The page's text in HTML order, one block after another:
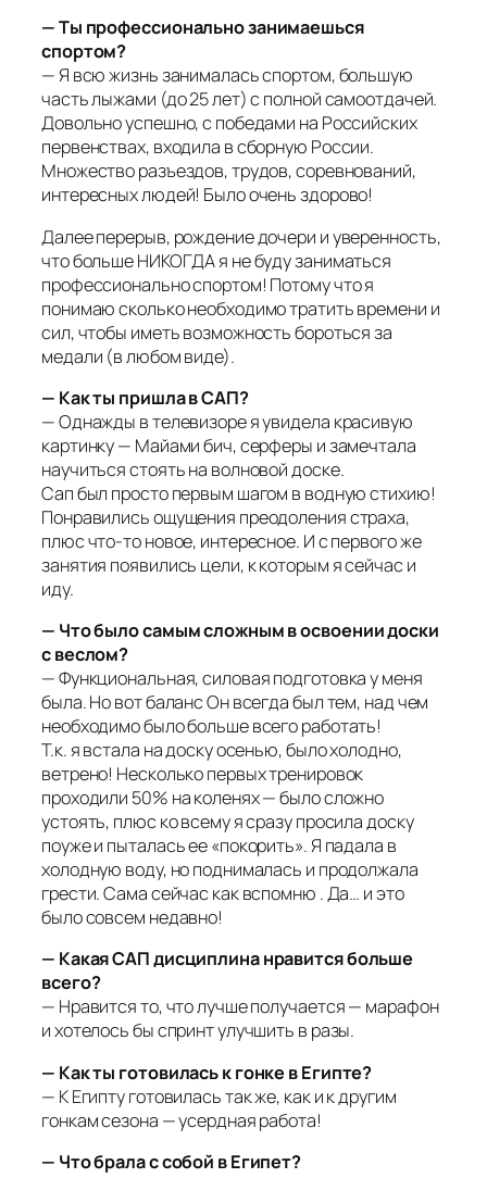
— Ты профессионально занимаешься
спортом?
— Я всю жизнь занималась спортом, большую
часть лыжами (до 25 лет) с полной самоотдачей.
Довольно успешно, с победами на Российских
первенствах, входила в сборную России.
Множество разъездов, трудов, соревнований,
интересных людей! Было очень здорово!
Далее перерыв, рождение дочери и уверенность,
что больше НИКОГДА я не буду заниматься
профессионально спортом! Потому что я
понимаю сколько необходимо тратить времени и
сил, чтобы иметь возможность бороться за
медали (в любом виде).
— Как ты пришла в САП?
— Однажды в телевизоре я увидела красивую
картинку — Майами бич, серферы и замечтала
научиться стоять на волновой доске.
Сап был просто первым шагом в водную стихию!
Понравились ощущения преодоления страха,
плюс что-то новое, интересное. И с первого же
занятия появились цели, к которым я сейчас и
иду.
— Что было самым сложным в освоении доски
с веслом?
— Функциональная, силовая подготовка у меня
была. Но вот баланс Он всегда был тем, над чем
необходимо было больше всего работать!
Т.к. я встала на доску осенью, было холодно,
ветрено! Несколько первых тренировок
проходили 50% на коленях — было сложно
устоять, плюс ко всему я сразу просила доску
поуже и пыталась ее «покорить». Я падала в
холодную воду, но поднималась и продолжала
грести. Сама сейчас как вспомню . Да… и это
было совсем недавно!
— Какая САП дисциплина нравится больше
всего?
— Нравится то, что лучше получается — марафон
и хотелось бы спринт улучшить в разы.
— Как ты готовилась к гонке в Египте?
— К Египту готовилась так же, как и к другим
гонкам сезона — усердная работа!
— Что брала с собой в Египет?